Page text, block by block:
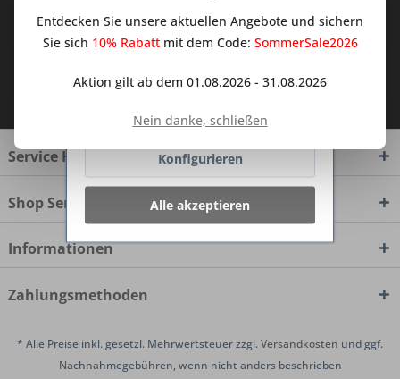
Ich habe dieDatenschutzbestimmungen
Service Hotline
Shop Service
Informationen
Zahlungsmethoden
* Alle Preise inkl. gesetzl. Mehrwertsteuer zzgl.Versandkosten und ggf.
Nachnahmegebühren, wenn nicht anders beschrieben
Entdecken Sie unsere aktuellen Angebote und sichern
Sie sich 10% Rabattmit dem Code: SommerSale2026
Aktion gilt ab dem 01.08.2026 - 31.08.2026
Nein danke, schließen
Netzwerken vereinfachen sollen,
werden nur mit Ihrer Zustimmung
Ablehnen
Konfigurieren
Alle akzeptieren